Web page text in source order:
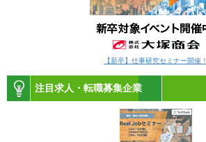
【新卒】仕事研究セミナー開催！
注目求人・転職募集企業